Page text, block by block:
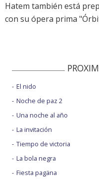
Hatem también está
con su ópera prima
El nido
Noche de paz 2
Una noche al año
La invitación
Tiempo de victoria
La bola negra
Fiesta pagäna